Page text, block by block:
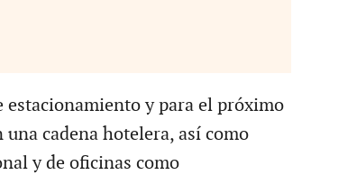
estacionamiento y para el próximo
cadena hotelera, así como
y de oficinas como